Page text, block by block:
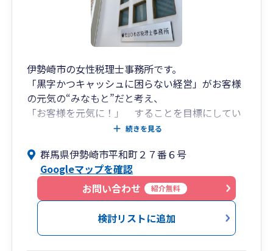
伊勢崎市の女性税理士事務所です。
「黒字かつキャッシュに困らない経営」がお客様
の元気の“みなもと”だと考え、
「お客様を元気に！」 することを目標にしてい
続きを見る
群馬県伊勢崎市平和町２７番６号
Googleマップを確認
お問い合わせ
紹介無料
検討リストに追加